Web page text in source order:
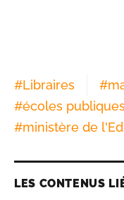
#Libraires #
#écoles
#ministère de
LES CONTENUS